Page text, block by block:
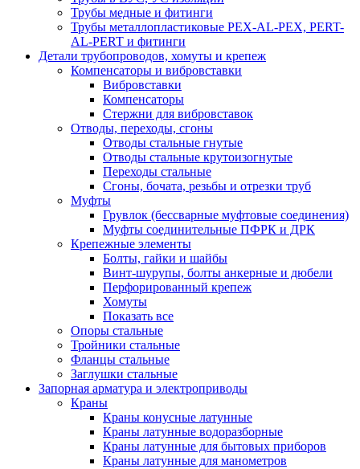
Трубы медные и фитинги
Трубы металлопластиковые PEX-AL-PEX, PERT-
AL-PERT и фитинги
Детали трубопроводов, хомуты и крепеж
Компенсаторы и вибровставки
Вибровставки
Компенсаторы
Стержни для вибровставок
Отводы, переходы, сгоны
Отводы стальные гнутые
Отводы стальные крутоизогнутые
Переходы стальные
Сгоны, бочата, резьбы и отрезки труб
Муфты
Грувлок (бессварные муфтовые соединения)
Муфты соединительные ПФРК и ДРК
Крепежные элементы
Болты, гайки и шайбы
Винт-шурупы, болты анкерные и дюбели
Перфорированный крепеж
Хомуты
Показать все
Опоры стальные
Тройники стальные
Фланцы стальные
Заглушки стальные
Запорная арматура и электроприводы
Краны
Краны конусные латунные
Краны латунные водоразборные
Краны латунные для бытовых приборов
Краны латунные для манометров